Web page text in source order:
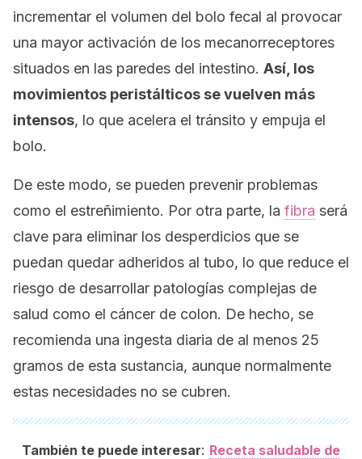
incrementar el volumen del bolo fecal al provocar
una mayor activación de los mecanorreceptores
situados en las paredes del intestino. Así, los
movimientos peristálticos se vuelven más
intensos, lo que acelera el tránsito y empuja el
bolo.
De este modo, se pueden prevenir problemas
como el estreñimiento. Por otra parte, la fibra será
clave para eliminar los desperdicios que se
puedan quedar adheridos al tubo, lo que reduce el
riesgo de desarrollar patologías complejas de
salud como el cáncer de colon. De hecho, se
recomienda una ingesta diaria de al menos 25
gramos de esta sustancia, aunque normalmente
estas necesidades no se cubren.
También te puede interesar: Receta saludable de